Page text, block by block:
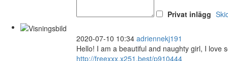
Privat inlägg
2020-07-10 10:34 adriennekj191
Hello! I am a beautiful and naughty girl, I love
http://freexxx.x251.best/p910444